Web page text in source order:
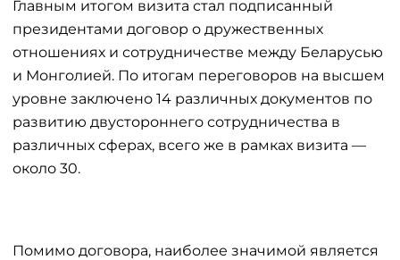
Главным итогом визита стал подписанный
президентами договор о дружественных
отношениях и сотрудничестве между Беларусью
и Монголией. По итогам переговоров на высшем
уровне заключено 14 различных документов по
развитию двустороннего сотрудничества в
различных сферах, всего же в рамках визита —
около 30.
Помимо договора, наиболее значимой является